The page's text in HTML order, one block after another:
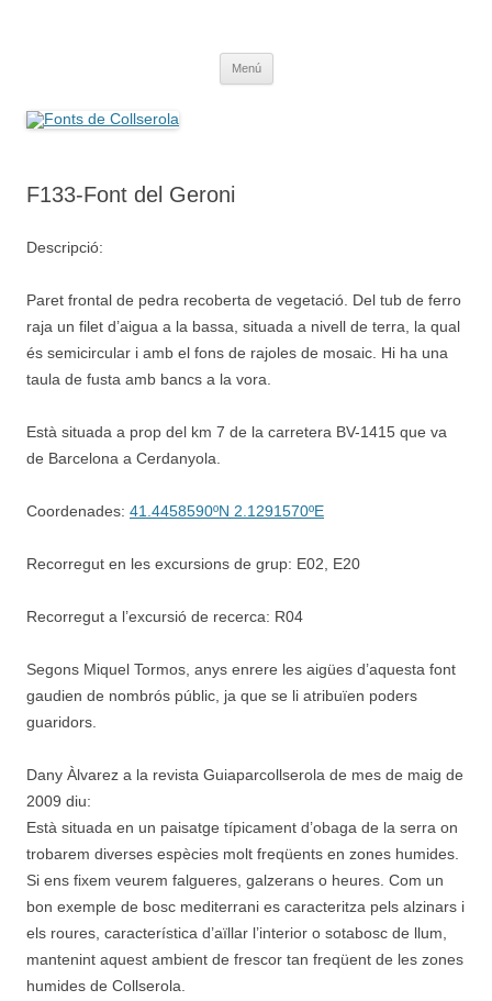
Menú
F133-Font del Geroni
Descripció:
Paret frontal de pedra recoberta de vegetació. Del tub de ferro
raja un filet d’aigua a la bassa, situada a nivell de terra, la qual
és semicircular i amb el fons de rajoles de mosaic. Hi ha una
taula de fusta amb bancs a la vora.
Està situada a prop del km 7 de la carretera BV-1415 que va
de Barcelona a Cerdanyola.
Coordenades: 41.4458590ºN 2.1291570ºE
Recorregut en les excursions de grup: E02, E20
Recorregut a l’excursió de recerca: R04
Segons Miquel Tormos, anys enrere les aigües d’aquesta font
gaudien de nombrós públic, ja que se li atribuïen poders
guaridors.
Dany Àlvarez a la revista Guiaparcollserola de mes de maig de
2009 diu:
Està situada en un paisatge típicament d’obaga de la serra on
trobarem diverses espècies molt freqüents en zones humides.
Si ens fixem veurem falgueres, galzerans o heures. Com un
bon exemple de bosc mediterrani es caracteritza pels alzinars i
els roures, característica d’aïllar l’interior o sotabosc de llum,
mantenint aquest ambient de frescor tan freqüent de les zones
humides de Collserola.